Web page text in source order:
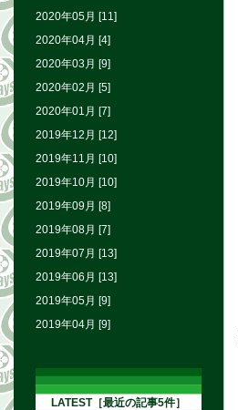
2020年05月 [11]
2020年04月 [4]
2020年03月 [9]
2020年02月 [5]
2020年01月 [7]
2019年12月 [12]
2019年11月 [10]
2019年10月 [10]
2019年09月 [8]
2019年08月 [7]
2019年07月 [13]
2019年06月 [13]
2019年05月 [9]
2019年04月 [9]
LATEST［最近の記事5件］